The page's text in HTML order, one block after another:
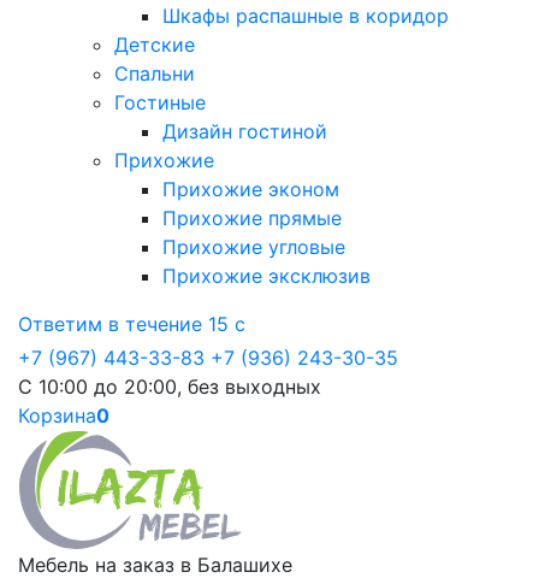
Шкафы распашные в коридор
Детские
Спальни
Гостиные
Дизайн гостиной
Прихожие
Прихожие эконом
Прихожие прямые
Прихожие угловые
Прихожие эксклюзив
Ответим в течение 15 с
+7 (967) 443-33-83 +7 (936) 243-30-35
С 10:00 до 20:00, без выходных
Корзина0
Мебель на заказ в Балашихе